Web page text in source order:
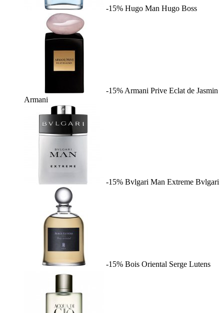
-15% Hugo Man Hugo Boss
-15% Armani Prive Eclat de Jasmin
Armani
-15% Bvlgari Man Extreme Bvlgari
-15% Bois Oriental Serge Lutens